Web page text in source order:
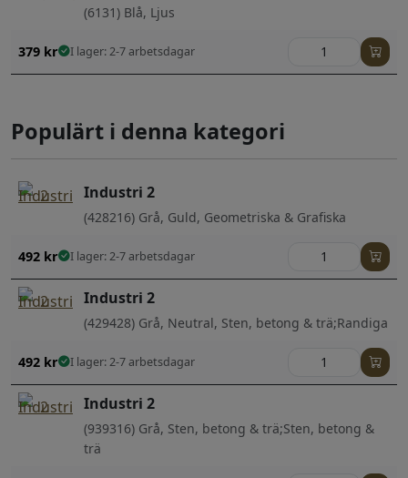
(6131) Blå, Ljus
379 kr I lager: 2-7 arbetsdagar
Populärt i denna kategori
Industri 2
(428216) Grå, Guld, Geometriska & Grafiska
492 kr I lager: 2-7 arbetsdagar
Industri 2
(429428) Grå, Neutral, Sten, betong & trä;Randiga
492 kr I lager: 2-7 arbetsdagar
Industri 2
(939316) Grå, Sten, betong & trä;Sten, betong &
trä